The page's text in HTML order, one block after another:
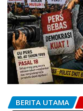
BERITA UTAMA